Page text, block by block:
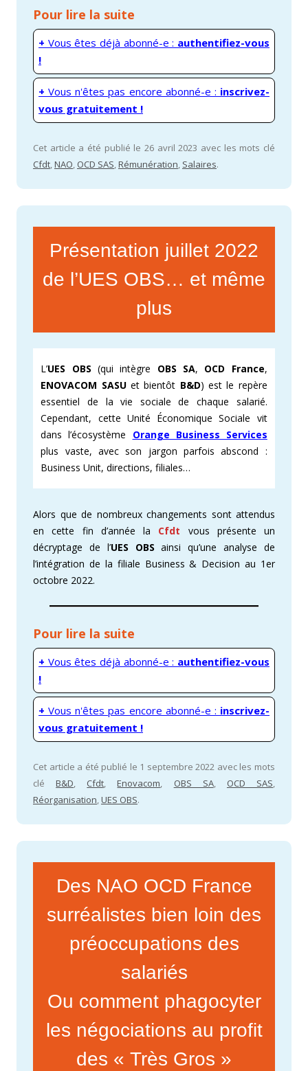
Pour lire la suite
+ Vous êtes déjà abonné-e : authentifiez-vous
!
+ Vous n'êtes pas encore abonné-e : inscrivez-
vous gratuitement !
Cet article a été publié le 26 avril 2023 avec les mots clé
Cfdt,NAO, OCD SAS,Rémunération, Salaires.
Présentation juillet 2022
de l’UES OBS… et même
plus
L’UES OBS (qui intègre OBS SA, OCD France,
ENOVACOM SASUet bientôt B&D) est le repère
essentiel de la vie sociale de chaque salarié.
Cependant, cette Unité Économique Sociale vit
dans l’écosystème Orange Business Services
plus vaste, avec son jargon parfois abscond :
Business Unit, directions, filiales…
Alors que de nombreux changements sont attendus
en cette fin d’année la Cfdt vous présente un
décryptage de l’UES OBS ainsi qu’une analyse de
l’intégration de la filiale Business & Decision au 1er
octobre 2022.
Pour lire la suite
+ Vous êtes déjà abonné-e : authentifiez-vous
!
+ Vous n'êtes pas encore abonné-e : inscrivez-
vous gratuitement !
Cet article a été publié le 1 septembre 2022 avec les mots
cléB&D, Cfdt,Enovacom, OBS SA, OCD SAS,
Réorganisation,UES OBS.
Des NAO OCD France
surréalistes bien loin des
préoccupations des
salariés
Ou comment phagocyter
les négociations au profit
des « Très Gros »